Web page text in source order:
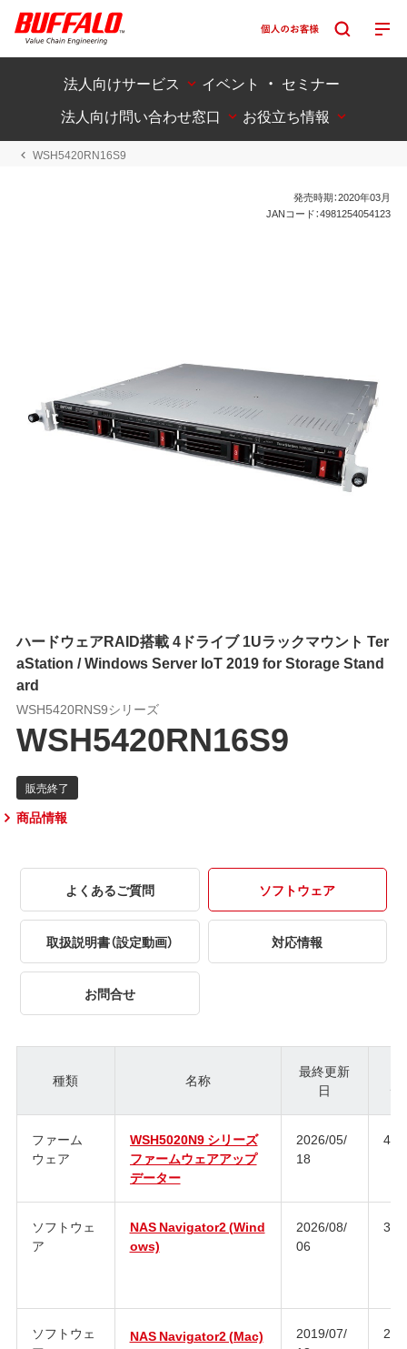
法人向けサービス
イベント ・ セミナー
法人向け問い合わせ窓口
お役立ち情報
WSH5420RN16S9
発売時期：2020年03月
JANコード：4981254054123
ハードウェアRAID搭載 4ドライブ 1Uラックマウント Ter
aStation / Windows Server IoT 2019 for Storage Stand
ard
WSH5420RNS9シリーズ
WSH5420RN16S9
商品情報
よくあるご質問 ソフトウェア
取扱説明書（設定動画） 対応情報
お問合せ
種類 名称
最終更新
日
ジ
ファーム
ウェア
WSH5020N9 シリーズ
ファームウェアアップ
データー
2026/05/
18
ソフトウェ
ア
NAS Navigator2 (Wind
ows)
2026/08/
06
ソフトウェ
NAS Navigator2 (Mac)
2019/07/